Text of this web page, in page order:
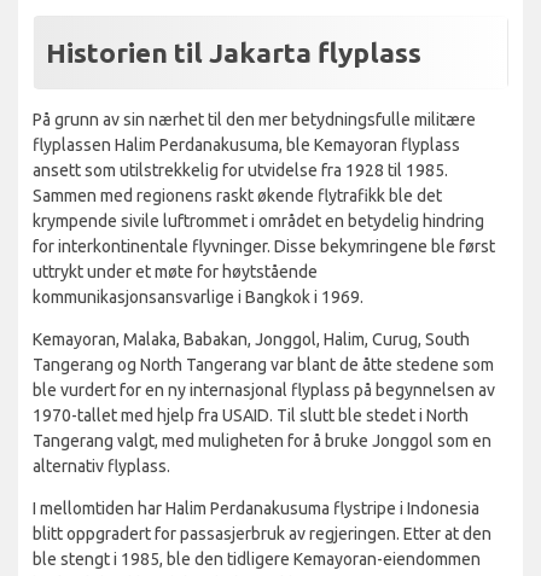
Historien til Jakarta flyplass
På grunn av sin nærhet til den mer betydningsfulle militære
flyplassen Halim Perdanakusuma, ble Kemayoran flyplass
ansett som utilstrekkelig for utvidelse fra 1928 til 1985.
Sammen med regionens raskt økende flytrafikk ble det
krympende sivile luftrommet i området en betydelig hindring
for interkontinentale flyvninger. Disse bekymringene ble først
uttrykt under et møte for høytstående
kommunikasjonsansvarlige i Bangkok i 1969.
Kemayoran, Malaka, Babakan, Jonggol, Halim, Curug, South
Tangerang og North Tangerang var blant de åtte stedene som
ble vurdert for en ny internasjonal flyplass på begynnelsen av
1970-tallet med hjelp fra USAID. Til slutt ble stedet i North
Tangerang valgt, med muligheten for å bruke Jonggol som en
alternativ flyplass.
I mellomtiden har Halim Perdanakusuma flystripe i Indonesia
blitt oppgradert for passasjerbruk av regjeringen. Etter at den
ble stengt i 1985, ble den tidligere Kemayoran-eiendommen